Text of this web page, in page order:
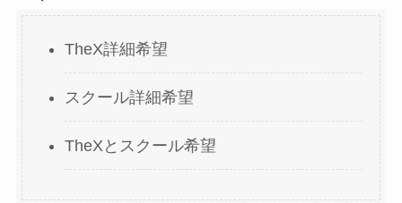
TheX詳細希望
スクール詳細希望
TheXとスクール希望